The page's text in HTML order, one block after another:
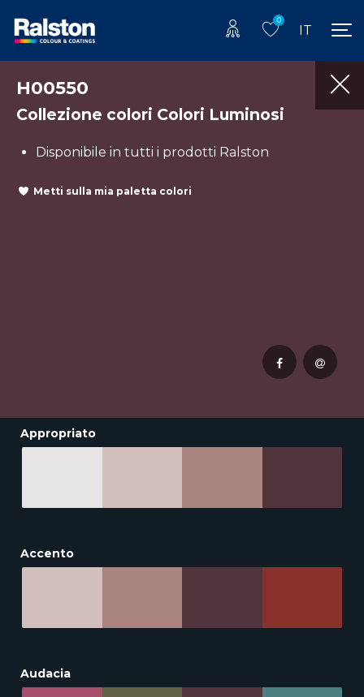
0
IT
H00550
Collezione colori Colori Luminosi
Disponibile in tutti i prodotti Ralston
Metti sulla mia paletta colori
Appropriato
Accento
Audacia